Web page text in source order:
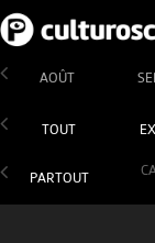
AOÛT
TOUT
PARTOUT